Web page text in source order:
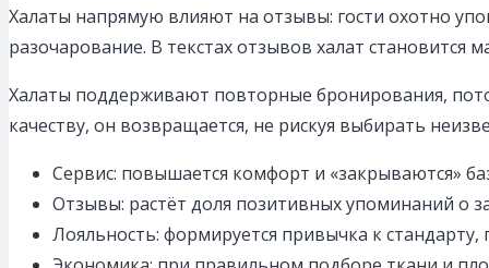
Халаты напрямую влияют на отзывы: гости охотно
разочарование. В текстах отзывов халат становится
Халаты поддерживают повторные бронирования,
качеству, он возвращается, не рискуя выбирать
Сервис: повышается комфорт и «закрываются»
Отзывы: растёт доля позитивных упоминаний о
Лояльность: формируется привычка к